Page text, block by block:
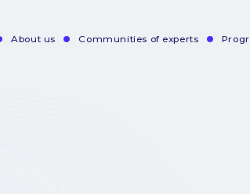
About us Communities of experts